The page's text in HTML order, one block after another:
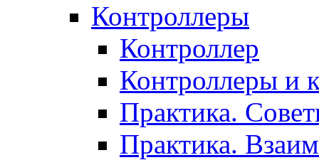
Контроллеры
Контроллер
Контроллеры и
Практика.
Практика.